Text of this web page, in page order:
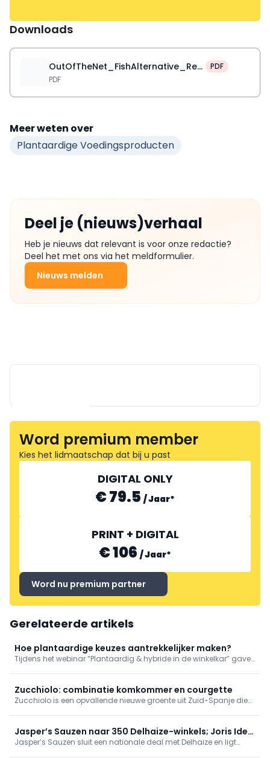
Downloads
OutOfTheNet_FishAlternative_Report_25
PDF
PDF
Meer weten over
Plantaardige Voedingsproducten
Deel je (nieuws)verhaal
Heb je nieuws dat relevant is voor onze redactie?
Deel het met ons via het meldformulier.
Nieuws melden
FOOD ASSOCIATES GROUP
Word premium member
Kies het lidmaatschap dat bij u past
DIGITAL ONLY
€ 79.5 /Jaar*
PRINT + DIGITAL
€ 106 /Jaar*
Word nu premium partner
Gerelateerde artikels
Hoe plantaardige keuzes aantrekkelijker maken?
Tijdens het webinar “Plantaardig & hybride in de winkelkar” gaven
relatief kleine ingrepen een grote invloed kunnen hebben op het
aankoopgedrag.
Zucchiolo: combinatie komkommer en courgette
Zucchiolo is een opvallende nieuwe groente uit Zuid-Spanje die
Jasper’s Sauzen naar 350 Delhaize-winkels; Joris Ide
stapt in
Jasper’s Sauzen sluit een nationale deal met Delhaize en ligt